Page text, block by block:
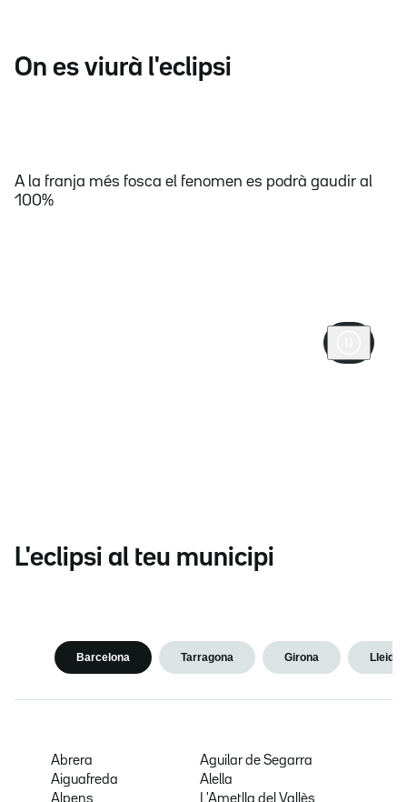
On es viurà l'eclipsi
A la franja més fosca el fenomen es podrà gaudir al
100%
L'eclipsi al teu municipi
Barcelona Tarragona Girona Lleida
Abrera
Aguilar de Segarra
Aiguafreda
Alella
Alpens
L'Ametlla del Vallès